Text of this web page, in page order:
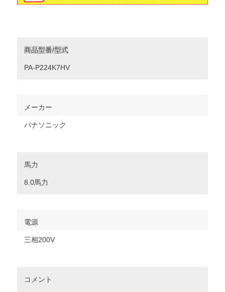
商品型番/型式
PA-P224K7HV
メーカー
パナソニック
馬力
8.0馬力
電源
三相200V
コメント